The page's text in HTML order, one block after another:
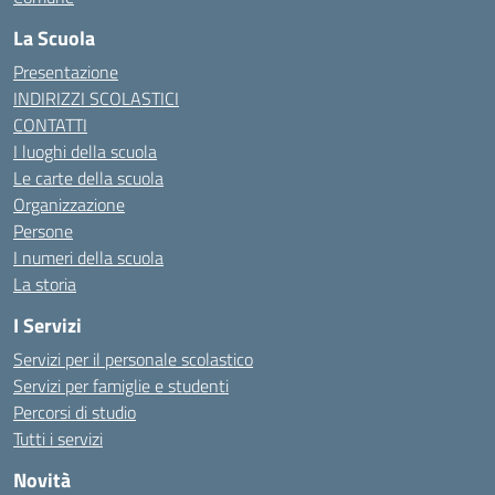
La Scuola
Presentazione
INDIRIZZI SCOLASTICI
CONTATTI
I luoghi della scuola
Le carte della scuola
Organizzazione
Persone
I numeri della scuola
La storia
I Servizi
Servizi per il personale scolastico
Servizi per famiglie e studenti
Percorsi di studio
Tutti i servizi
Novità